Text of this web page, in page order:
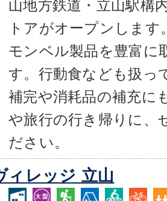
トアがオープンしま
モンベル製品を豊富に
す。行動食なども扱っ
補完や消耗品の補充に
や旅行の行き帰りに、
ださい。
ィレッジ 立山